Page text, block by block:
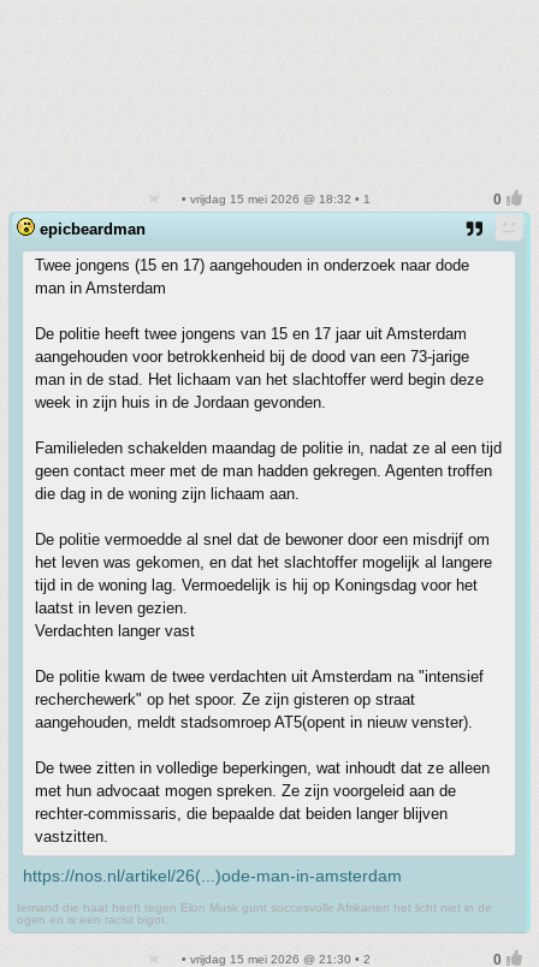
• vrijdag 15 mei 2026 @ 18:32 • 1
epicbeardman
Twee jongens (15 en 17) aangehouden in onderzoek naar dode
man in Amsterdam
De politie heeft twee jongens van 15 en 17 jaar uit Amsterdam
aangehouden voor betrokkenheid bij de dood van een 73-jarige
man in de stad. Het lichaam van het slachtoffer werd begin deze
week in zijn huis in de Jordaan gevonden.
Familieleden schakelden maandag de politie in, nadat ze al een tijd
geen contact meer met de man hadden gekregen. Agenten troffen
die dag in de woning zijn lichaam aan.
De politie vermoedde al snel dat de bewoner door een misdrijf om
het leven was gekomen, en dat het slachtoffer mogelijk al langere
tijd in de woning lag. Vermoedelijk is hij op Koningsdag voor het
laatst in leven gezien.
Verdachten langer vast
De politie kwam de twee verdachten uit Amsterdam na "intensief
recherchewerk" op het spoor. Ze zijn gisteren op straat
aangehouden, meldt stadsomroep AT5(opent in nieuw venster).
De twee zitten in volledige beperkingen, wat inhoudt dat ze alleen
met hun advocaat mogen spreken. Ze zijn voorgeleid aan de
rechter-commissaris, die bepaalde dat beiden langer blijven
vastzitten.
https://nos.nl/artikel/26(...)ode-man-in-amsterdam
Iemand die haat heeft tegen Elon Musk gunt succesvolle Afrikanen het licht niet in de
ogen en is een racist bigot.
• vrijdag 15 mei 2026 @ 21:30 • 2